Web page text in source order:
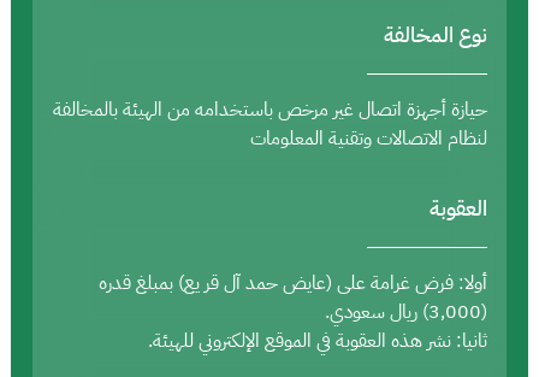
نوع المخالفة
حيازة أجهزة اتصال غير مرخص باستخدامه من الهيئة بالمخالفة
لنظام الاتصالات وتقنية المعلومات
العقوبة
أولا: فرض غرامة على (عايض حمد آل قر يع) بمبلغ قدره
(3,000) ريال سعودي.
ثانيا: نشر هذه العقوبة في الموقع الإلكتروني للهيئة.